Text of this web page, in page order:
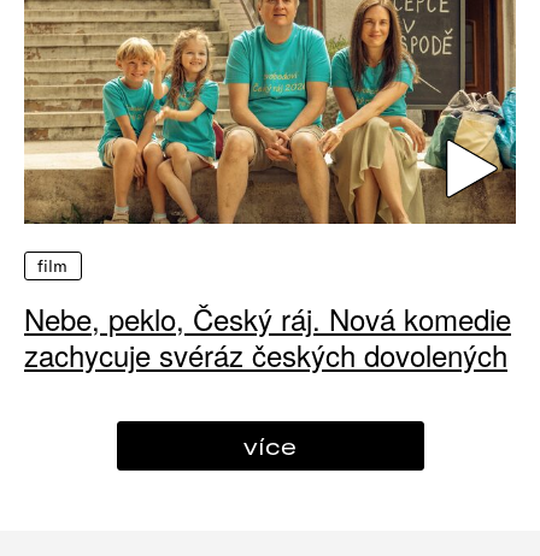
film
Nebe, peklo, Český ráj. Nová komedie
zachycuje svéráz českých dovolených
více